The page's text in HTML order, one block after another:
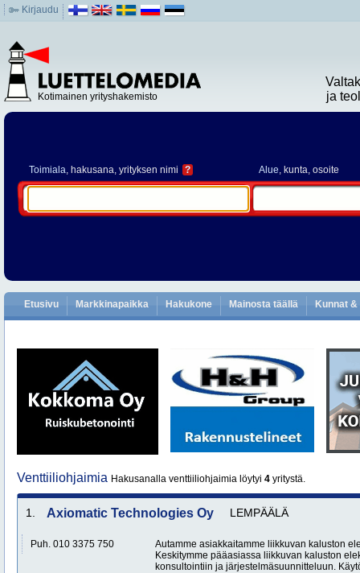
Kirjaudu
Kotimainen yrityshakemisto
ja
Toimiala, hakusana, yrityksen nimi ? Alue, kunta, osoite
Etusivu Markkinapaikka Hakukone Mainosta täällä Kunnat
Venttiiliohjaimia Hakusanalla venttiiliohjaimia löytyi 4 yritystä.
1. Axiomatic Technologies Oy LEMPÄÄLÄ
Puh. 010 3375 750
Autamme asiakkaitamme liikkuvan kaluston
Keskitymme pääasiassa liikkuvan kaluston
konsultointiin ja järjestelmäsuunnitteluun.